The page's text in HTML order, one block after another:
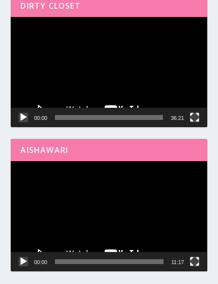
DIRTY CLOSET
00:00 36:21
AISHAWARI
00:00 11:17